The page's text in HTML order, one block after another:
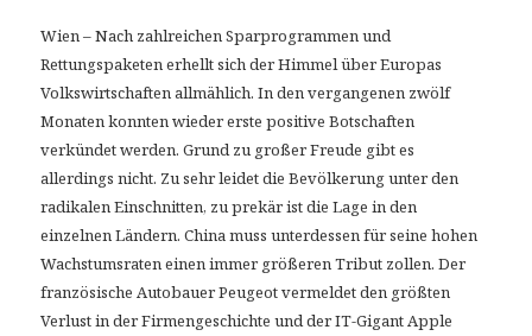
Wien – Nach zahlreichen Sparprogrammen und
Rettungspaketen erhellt sich der Himmel über Europas
Volkswirtschaften allmählich. In den vergangenen zwölf
Monaten konnten wieder erste positive Botschaften
verkündet werden. Grund zu großer Freude gibt es
allerdings nicht. Zu sehr leidet die Bevölkerung unter den
radikalen Einschnitten, zu prekär ist die Lage in den
einzelnen Ländern. China muss unterdessen für seine hohen
Wachstumsraten einen immer größeren Tribut zollen. Der
französische Autobauer Peugeot vermeldet den größten
Verlust in der Firmengeschichte und der IT-Gigant Apple